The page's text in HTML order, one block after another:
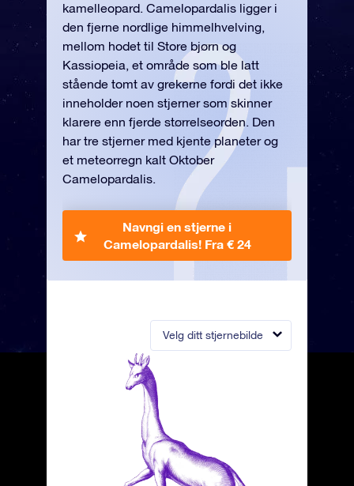
Velg ditt stjernebilde
kamelleopard. Camelopardalis ligger i
den fjerne nordlige himmelhvelving,
mellom hodet til Store bjørn og
Kassiopeia, et område som ble latt
stående tomt av grekerne fordi det ikke
inneholder noen stjerner som skinner
klarere enn fjerde størrelseorden. Den
har tre stjerner med kjente planeter og
et meteorregn kalt Oktober
Camelopardalis.
Navngi en stjerne i
Camelopardalis! Fra € 24